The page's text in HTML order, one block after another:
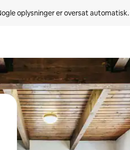
oplysninger er oversat automatisk.